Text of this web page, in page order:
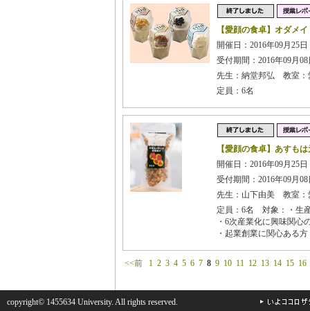
【愛顔の食卓】オダメ
開催日：2016年09月25
受付期間：2016年09月
先生：納堂邦弘 教室：
定員：6名
【愛顔の食卓】あすも
開催日：2016年09月25
受付期間：2016年09月
先生：山下由美 教室：
定員：6名 対象：・生
・6次産業化に興味関心
・起業創業に関心ある方
<<前 1 2 3 4 5 6 7 8 9 10 11 12 13 14 15 16
copyright© 1455634 University. All rights reserved.